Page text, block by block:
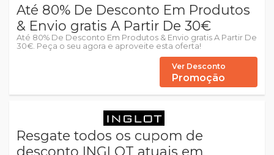
Até 80% De Desconto Em Produtos
& Envio gratis A Partir De 30€
Até 80% De Desconto Em Produtos & Envio gratis A Partir De
30€. Peça o seu agora e aproveite esta oferta!
Ver Desconto
Promoção
Resgate todos os cupom de
desconto INGLOT atuais em